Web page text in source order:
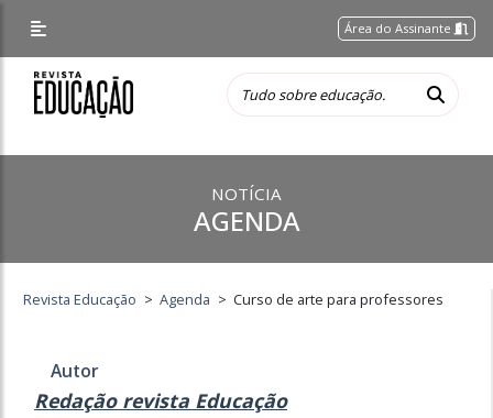
Área do Assinante
NOTÍCIA
AGENDA
Revista Educação > Agenda > Curso de arte para professores
Autor
Redação revista Educação